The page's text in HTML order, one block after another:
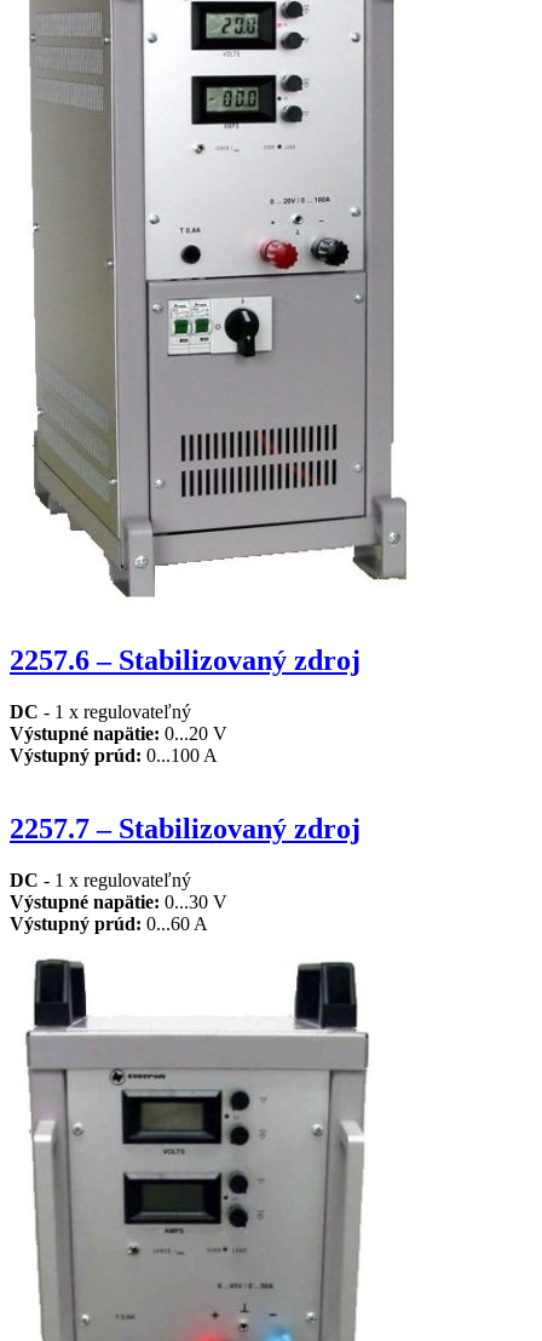
2257.6 – Stabilizovaný zdroj
DC - 1 x regulovateľný
Výstupné napätie: 0...20 V
Výstupný prúd: 0...100 A
2257.7 – Stabilizovaný zdroj
DC - 1 x regulovateľný
Výstupné napätie: 0...30 V
Výstupný prúd: 0...60 A